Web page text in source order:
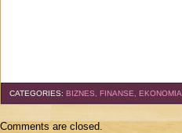
CATEGORIES: BIZNES, FINANSE, EKONOMIA
Comments are closed.